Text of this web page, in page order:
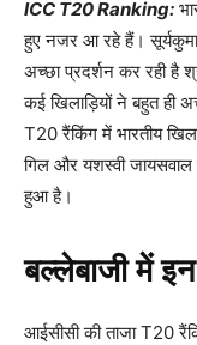
ICC T20 Ranking:
हुए नजर आ रहे हैं।
अच्छा प्रदर्शन कर रही है
कई खिलाड़ियों ने बहुत ही
T20 रैंकिंग में भारतीय
गिल और यशस्वी जायसवाल
हुआ है।
बल्लेबाजी में
आईसीसी की ताजा T20